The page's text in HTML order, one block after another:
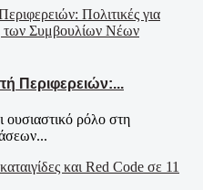
Περιφερειών:...
ουσιαστικό ρόλο στη